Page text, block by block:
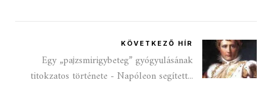
KÖVETKEZŐ HÍR
Egy „pajzsmirigybeteg” gyógyulásának
titokzatos története - Napóleon segített...